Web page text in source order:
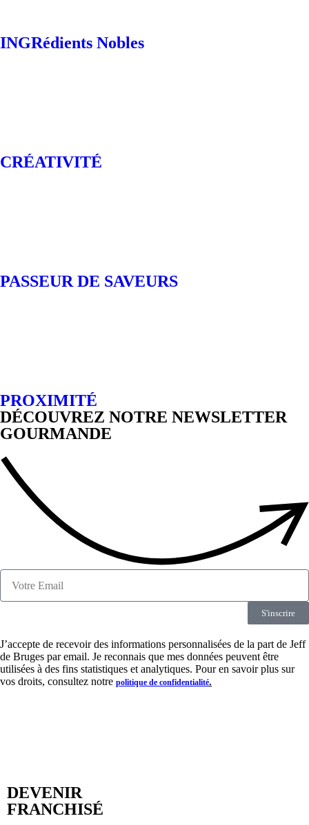
INGRédients Nobles
CRÉATIVITÉ
PASSEUR DE SAVEURS
PROXIMITÉ
DÉCOUVREZ NOTRE NEWSLETTER
GOURMANDE
S'inscrire
J’accepte de recevoir des informations personnalisées de la part de Jeff
de Bruges par email. Je reconnais que mes données peuvent être
utilisées à des fins statistiques et analytiques. Pour en savoir plus sur
vos droits, consultez notre politique de confidentialité.
DEVENIR
FRANCHISÉ